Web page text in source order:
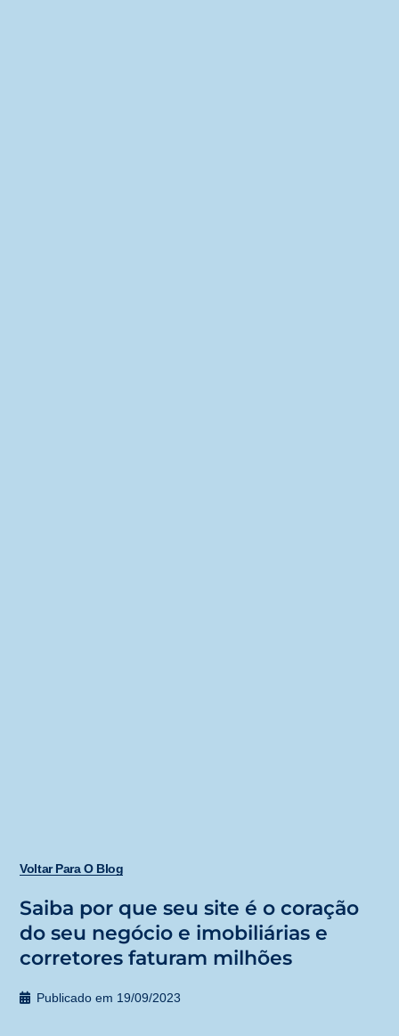
Voltar Para O Blog
Saiba por que seu site é o coração
do seu negócio e imobiliárias e
corretores faturam milhões
Publicado em 19/09/2023